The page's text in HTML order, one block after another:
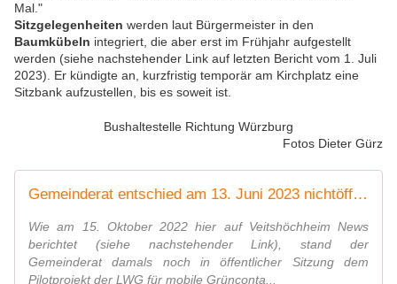
Mal."
Sitzgelegenheiten werden laut Bürgermeister in den
Baumkübeln integriert, die aber erst im Frühjahr aufgestellt
werden (siehe nachstehender Link auf letzten Bericht vom 1. Juli
2023). Er kündigte an, kurzfristig temporär am Kirchplatz eine
Sitzbank aufzustellen, bis es soweit ist.
Bushaltestelle Richtung Würzburg
Fotos Dieter Gürz
Gemeinderat entschied am 13. Juni 2023 nichtöffentlich über das mobile Grün in der Kirchstraße - Veitshöchheim News
Wie am 15. Oktober 2022 hier auf Veitshöchheim News
berichtet (siehe nachstehender Link), stand der
Gemeinderat damals noch in öffentlicher Sitzung dem
Pilotprojekt der LWG für mobile Grünconta...